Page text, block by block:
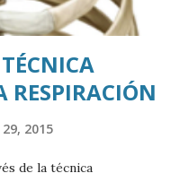
RESPIRACIÓN
2015
de la técnica